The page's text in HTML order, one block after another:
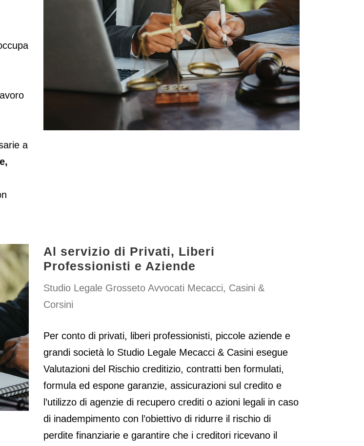
a
Al servizio di Privati, Liberi
Professionisti e Aziende
Studio Legale Grosseto Avvocati Mecacci, Casini &
Corsini
Per conto di privati, liberi professionisti, piccole aziende e
grandi società lo Studio Legale Mecacci & Casini esegue
Valutazioni del Rischio creditizio, contratti ben formulati,
formula ed espone garanzie, assicurazioni sul credito e
l’utilizzo di agenzie di recupero crediti o azioni legali in caso
di inadempimento con l’obiettivo di ridurre il rischio di
perdite finanziarie e garantire che i creditori ricevano il